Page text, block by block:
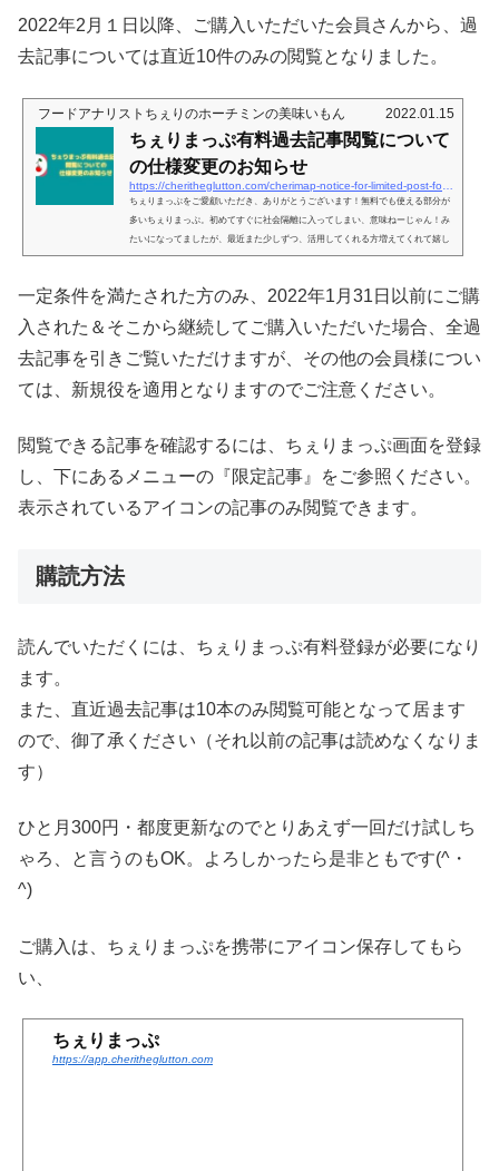
2022年2月１日以降、ご購入いただいた会員さんから、過
去記事については直近10件のみの閲覧となりました。
フードアナリストちぇりのホーチミンの美味いもん 2022.01.15
ちぇりまっぷ有料過去記事閲覧について
の仕様変更のお知らせ
ちぇりまっぷをご愛顧いただき、ありがとうございます！無料でも使える部分が
多いちぇりまっぷ。初めてすぐに社会隔離に入ってしまい、意味ねーじゃん！み
たいになってましたが、最近また少しずつ、活用してくれる方増えてくれて嬉し
い限り！今自分がいる現在地の周りにはどんなお店がある？というのが地図上で
ogle の方が登録件数多いじゃん、と言われたらそれまでですが（笑）、違いは、
一定条件を満たされた方のみ、2022年1月31日以前にご購
入された＆そこから継続してご購入いただいた場合、全過
去記事を引きご覧いただけますが、その他の会員様につい
ては、新規役を適用となりますのでご注意ください。
閲覧できる記事を確認するには、ちぇりまっぷ画面を登録
し、下にあるメニューの『限定記事』をご参照ください。
表示されているアイコンの記事のみ閲覧できます。
購読方法
読んでいただくには、ちぇりまっぷ有料登録が必要になり
ます。
また、直近過去記事は10本のみ閲覧可能となって居ます
ので、御了承ください（それ以前の記事は読めなくなりま
す）
ひと月300円・都度更新なのでとりあえず一回だけ試しち
ゃろ、と言うのもOK。よろしかったら是非ともです(^・
^)
ご購入は、ちぇりまっぷを携帯にアイコン保存してもら
い、
ちぇりまっぷ
https://app.cheritheglutton.com